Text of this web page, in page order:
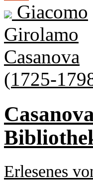
Giacomo
Girolamo
Casanova
(1725-
Erlesenes